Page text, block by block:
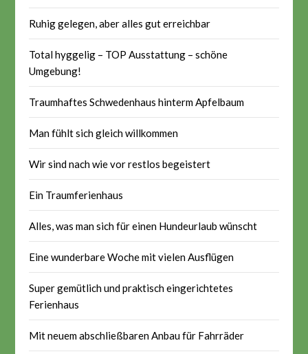
Ruhig gelegen, aber alles gut erreichbar
Total hyggelig – TOP Ausstattung – schöne
Umgebung!
Traumhaftes Schwedenhaus hinterm Apfelbaum
Man fühlt sich gleich willkommen
Wir sind nach wie vor restlos begeistert
Ein Traumferienhaus
Alles, was man sich für einen Hundeurlaub wünscht
Eine wunderbare Woche mit vielen Ausflügen
Super gemütlich und praktisch eingerichtetes
Ferienhaus
Mit neuem abschließbaren Anbau für Fahrräder